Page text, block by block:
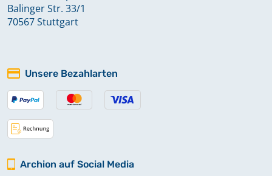
Balinger Str. 33/1
70567 Stuttgart
Unsere Bezahlarten
Archion auf Social Media